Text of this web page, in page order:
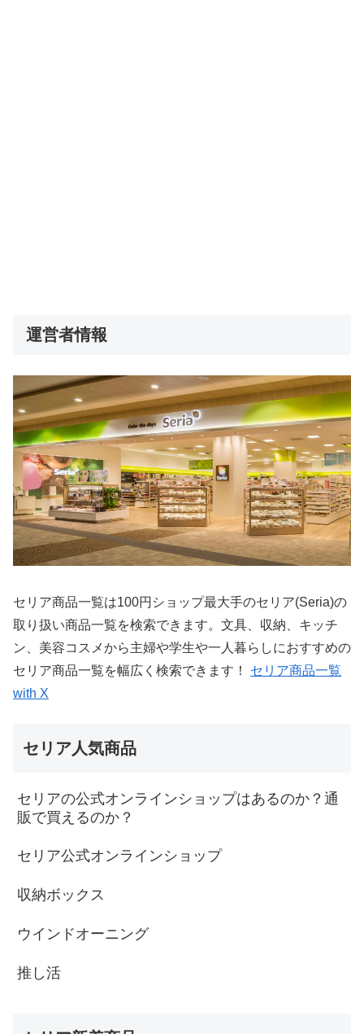
運営者情報
セリア商品一覧は100円ショップ最大手のセリア(Seria)の
取り扱い商品一覧を検索できます。文具、収納、キッチ
ン、美容コスメから主婦や学生や一人暮らしにおすすめの
セリア商品一覧を幅広く検索できます！ セリア商品一覧
with X
セリア人気商品
セリアの公式オンラインショップはあるのか？通
販で買えるのか？
セリア公式オンラインショップ
収納ボックス
ウインドオーニング
推し活